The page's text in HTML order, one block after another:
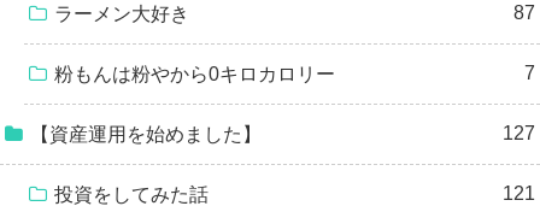
ラーメン大好き 87
粉もんは粉やから0キロカロリー 7
【資産運用を始めました】 127
投資をしてみた話 121